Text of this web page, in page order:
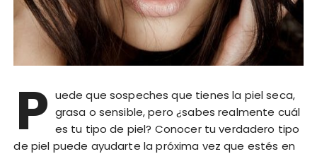
P uede que sospeches que tienes la piel seca,
grasa o sensible, pero ¿sabes realmente cuál
es tu tipo de piel? Conocer tu verdadero tipo
de piel puede ayudarte la próxima vez que estés en